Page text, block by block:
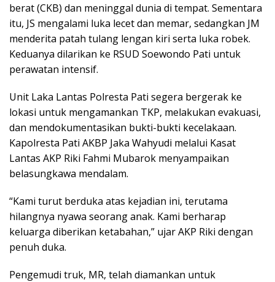
berat (CKB) dan meninggal dunia di tempat. Sementara
itu, JS mengalami luka lecet dan memar, sedangkan JM
menderita patah tulang lengan kiri serta luka robek.
Keduanya dilarikan ke RSUD Soewondo Pati untuk
perawatan intensif.
Unit Laka Lantas Polresta Pati segera bergerak ke
lokasi untuk mengamankan TKP, melakukan evakuasi,
dan mendokumentasikan bukti-bukti kecelakaan.
Kapolresta Pati AKBP Jaka Wahyudi melalui Kasat
Lantas AKP Riki Fahmi Mubarok menyampaikan
belasungkawa mendalam.
“Kami turut berduka atas kejadian ini, terutama
hilangnya nyawa seorang anak. Kami berharap
keluarga diberikan ketabahan,” ujar AKP Riki dengan
penuh duka.
Pengemudi truk, MR, telah diamankan untuk